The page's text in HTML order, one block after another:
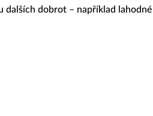
dalších dobrot – například lahodné